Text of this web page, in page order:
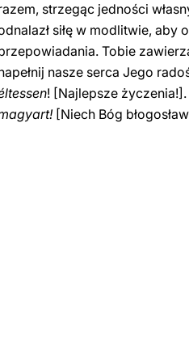
strzegąc jedności
siłę w modlitwie, aby
Tobie
nasze serca Jego
! [Najlepsze
[Niech Bóg